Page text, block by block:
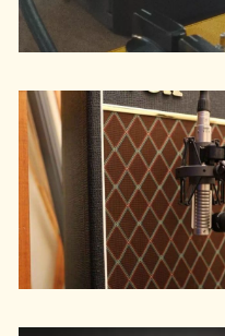
Maîtrisez le clean-up de
vos fuzz !
de fuzz vintage et de buffer, et
comment tout ça intéragit.
En savoir plus